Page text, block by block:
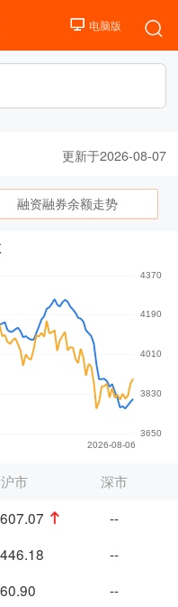
更新于2026-08-07
融资融券余额走势
沪市
深市
--
--
--